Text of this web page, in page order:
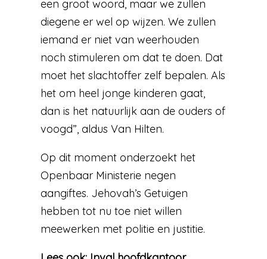
een groot woord, maar we zullen
diegene er wel op wijzen. We zullen
iemand er niet van weerhouden
noch stimuleren om dat te doen. Dat
moet het slachtoffer zelf bepalen. Als
het om heel jonge kinderen gaat,
dan is het natuurlijk aan de ouders of
voogd”, aldus Van Hilten.
Op dit moment onderzoekt het
Openbaar Ministerie negen
aangiftes. Jehovah’s Getuigen
hebben tot nu toe niet willen
meewerken met politie en justitie.